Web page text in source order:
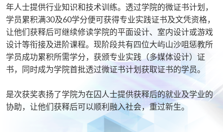
年人士提供行业知识和技术训练。透过学院的微证书计划，
学员累积满30及60学分便可获得专业实践证书及文凭资格，
让他们获释后可继续修读学院的平面设计、室内设计或游戏
设计等衔接及进阶课程。现阶段共有四位大屿山沙咀惩教所
学员成功累积所需学分，获颁专业实践（多媒体设计）证
书，同时成为学院首批透过微证书计划获取证书的学员。
是次获奖表扬了学院为在囚人士提供获释后的就业及学业的
协助，让他们获释后可以顺利融入社会，重过新生。